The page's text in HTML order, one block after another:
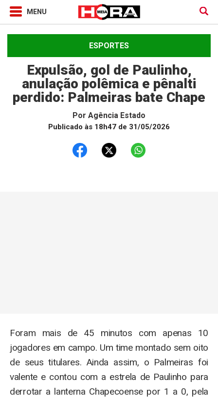
ESPORTES
Expulsão, gol de Paulinho,
anulação polêmica e pênalti
perdido: Palmeiras bate Chape
Por Agência Estado
Publicado às 18h47 de 31/05/2026
Foram mais de 45 minutos com apenas 10
jogadores em campo. Um time montado sem oito
de seus titulares. Ainda assim, o Palmeiras foi
valente e contou com a estrela de Paulinho para
derrotar a lanterna Chapecoense por 1 a 0, pela